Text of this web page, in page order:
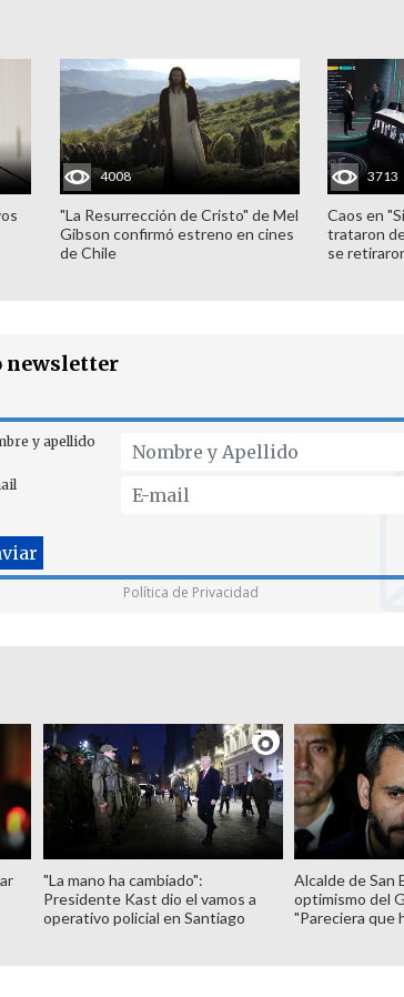
4008
"La Resurrección de Cristo" de Mel
Gibson confirmó estreno en cines
de Chile
3713
Caos en
trataron
se
newsletter
y apellido
Política de Privacidad
"La mano ha cambiado":
Presidente Kast dio el vamos a
operativo policial en Santiago
Alcalde de San
optimismo del
"Pareciera que